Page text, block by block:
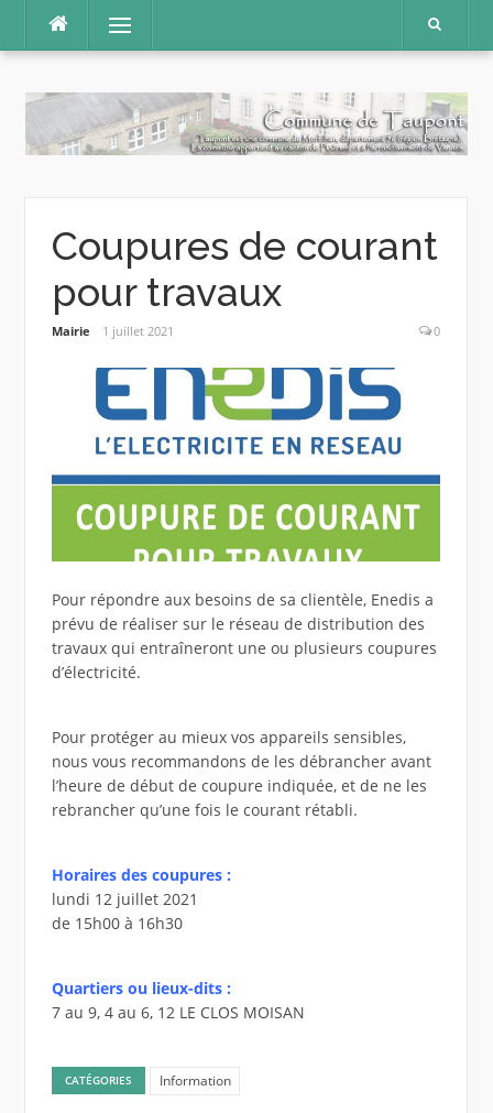
contenu
Menu
Coupures de courant
pour travaux
Mairie 1 juillet 2021 0
Pour répondre aux besoins de sa clientèle, Enedis a
prévu de réaliser sur le réseau de distribution des
travaux qui entraîneront une ou plusieurs coupures
d’électricité.
Pour protéger au mieux vos appareils sensibles,
nous vous recommandons de les débrancher avant
l’heure de début de coupure indiquée, et de ne les
rebrancher qu’une fois le courant rétabli.
Horaires des coupures :
lundi 12 juillet 2021
de 15h00 à 16h30
Quartiers ou lieux-dits :
7 au 9, 4 au 6, 12 LE CLOS MOISAN
CATÉGORIES Information